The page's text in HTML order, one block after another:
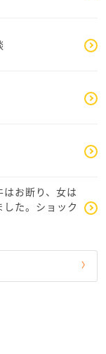
すが、逃げず
お断り、女は
た。ショック